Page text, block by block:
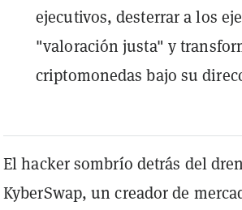
ejecutivos, desterrar a los
"valoración justa" y
criptomonedas bajo su
El hacker sombrío detrás del
KyberSwap, un creador de